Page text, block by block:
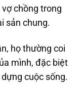
chồng trong
sản chung.
họ thường coi
mình, đặc biệt
cuộc sống.